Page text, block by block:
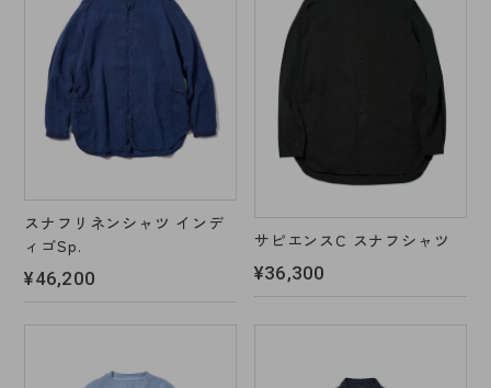
スナフリネンシャツ インデ
ィゴSp.
¥46,200
サピエンスC スナフシャツ
¥36,300